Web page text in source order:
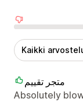
Kaikki
متجر تقييم
Absolutely